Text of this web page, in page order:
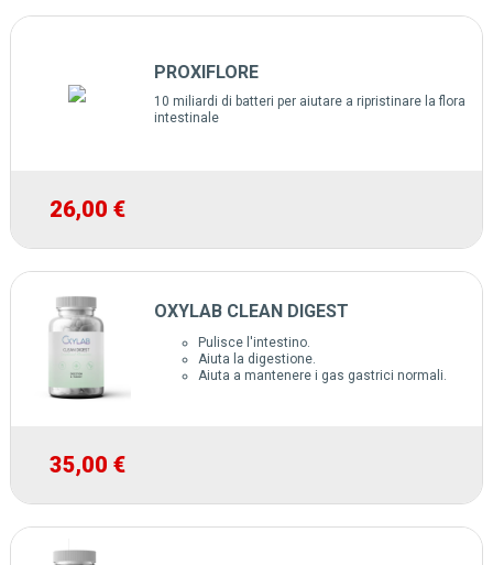
PROXIFLORE
10 miliardi di batteri per aiutare a ripristinare la flora
intestinale
26,00 €
OXYLAB CLEAN DIGEST
Pulisce l'intestino.
Aiuta la digestione.
Aiuta a mantenere i gas gastrici normali.
35,00 €